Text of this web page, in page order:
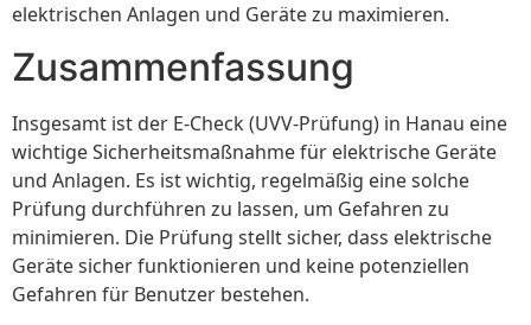
elektrischen Anlagen und Geräte zu maximieren.
Zusammenfassung
Insgesamt ist der E-Check (UVV-Prüfung) in Hanau eine
wichtige Sicherheitsmaßnahme für elektrische Geräte
und Anlagen. Es ist wichtig, regelmäßig eine solche
Prüfung durchführen zu lassen, um Gefahren zu
minimieren. Die Prüfung stellt sicher, dass elektrische
Geräte sicher funktionieren und keine potenziellen
Gefahren für Benutzer bestehen.